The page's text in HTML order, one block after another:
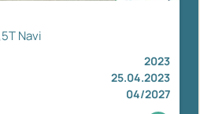
Navi
2023
25.04.2023
04/2027